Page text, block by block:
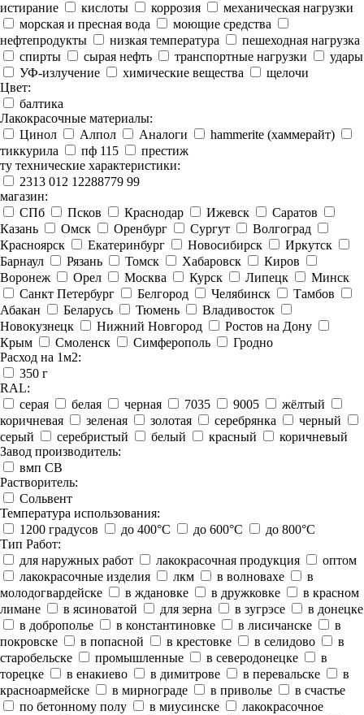
истирание
кислоты коррозия
механическая нагрузки
морская и пресная вода
моющие средства
нефтепродукты
низкая температура
пешеходная нагрузка
спирты
сырая нефть транспортные нагрузки
удары
УФ-излучение
химические вещества
щелочи
Цвет:
балтика
Лакокрасочные материалы:
Цинол
Алпол Аналоги
hammerite (хаммерайт)
тиккурила
пф 115
престиж
ту технические характеристики:
2313 012 12288779 99
магазин:
СПб
Псков Краснодар Ижевск
Саратов
Казань
Омск Оренбург Сургут
Волгоград
Красноярск
Екатеринбург Новосибирск
Иркутск
Барнаул
Рязань Томск Хабаровск
Киров
Воронеж
Орел Москва Курск Липецк
Минск
Санкт Петербург
Белгород Челябинск
Тамбов
Абакан
Беларусь Тюмень
Владивосток
Новокузнецк
Нижний Новгород
Ростов на Дону
Крым
Смоленск Симферополь
Гродно
Расход на 1м2:
350 г
RAL:
серая
белая черная 7035 9005
жёлтый
коричневая
зеленая золотая серебрянка
черный
серый
серебристый белый красный
коричневый
Завод производитель:
вмп СВ
Растворитель:
Сольвент
Температура использования:
1200 градусов
до 400°C до 600°C
до 800°C
Тип Работ:
для наружных работ
лакокрасочная продукция
оптом
лакокрасочные изделия
лкм в волновахе
в
молодогвардейске
в ждановке в дружковке
в красном
лимане
в ясиноватой для зерна в зугрэсе
в донецке
в доброполье
в константиновке в лисичанске
в
покровске
в попасной в крестовке в селидово
в
старобельске
промышленные в северодонецке
в
торецке
в енакиево в димитрове в перевальске
в
красноармейске
в мирнограде в приволье
в счастье
по бетонному полу
в миусинске
лакокрасочное